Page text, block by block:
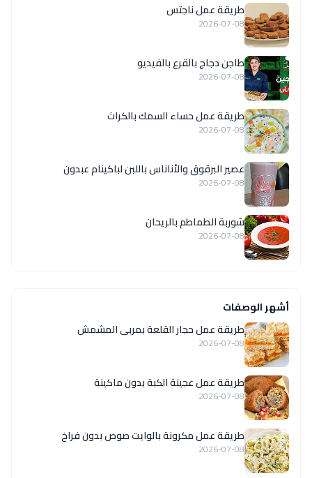
طريقة عمل ناجتس
2026-07-08
طاجن دجاج بالقرع بالفيديو
2026-07-08
طريقة عمل حساء السمك بالكراث
2026-07-08
عصير البرقوق والأناناس باللبن لباكينام عبدون
2026-07-08
شوربة الطماطم بالريحان
2026-07-08
أشهر الوصفات
طريقة عمل حجار القلعة بمربى المشمش
2026-07-08
طريقة عمل عجينة الكبة بدون ماكينة
2026-07-08
طريقة عمل مكرونة بالوايت صوص بدون فراخ
2026-07-08